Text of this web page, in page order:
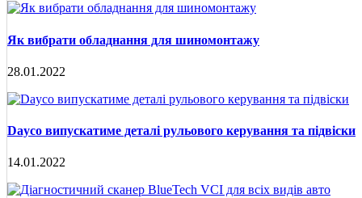
Як вибрати обладнання для шиномонтажу
28.01.2022
Dayco випускатиме деталі рульового керування та підвіски
14.01.2022